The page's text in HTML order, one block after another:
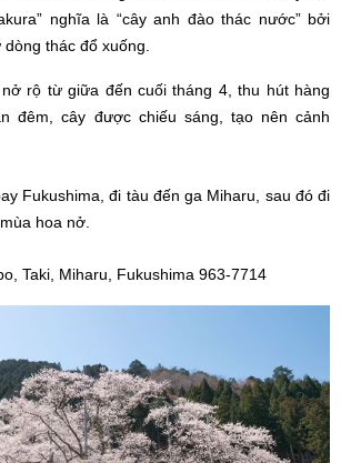
nghĩa là “cây anh đào thác nước” bởi
thác đổ xuống.
rộ từ giữa đến cuối tháng 4, thu hút hàng
đêm, cây được chiếu sáng, tạo nên cảnh
Fukushima, đi tàu đến ga Miharu, sau đó đi
hoa nở.
Taki, Miharu, Fukushima 963-7714